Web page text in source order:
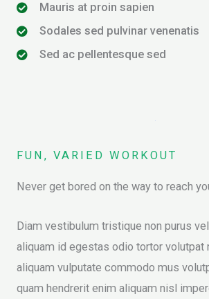
Mauris at proin sapien
Sodales sed pulvinar venenatis
Sed ac pellentesque sed
FUN, VARIED WORKOUT
Never get bored on the way to reach
Diam vestibulum tristique non purus
aliquam id egestas odio tortor volutpat
aliquam vulputate commodo mus
quam hendrerit enim aliquam nisl